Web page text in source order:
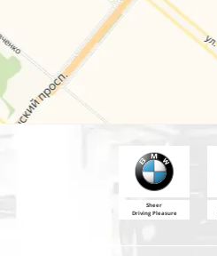
Sheer
Driving Pleasure